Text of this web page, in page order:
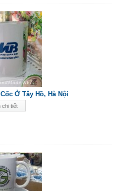
chi tiết
Ở Tây Hồ, Hà Nội